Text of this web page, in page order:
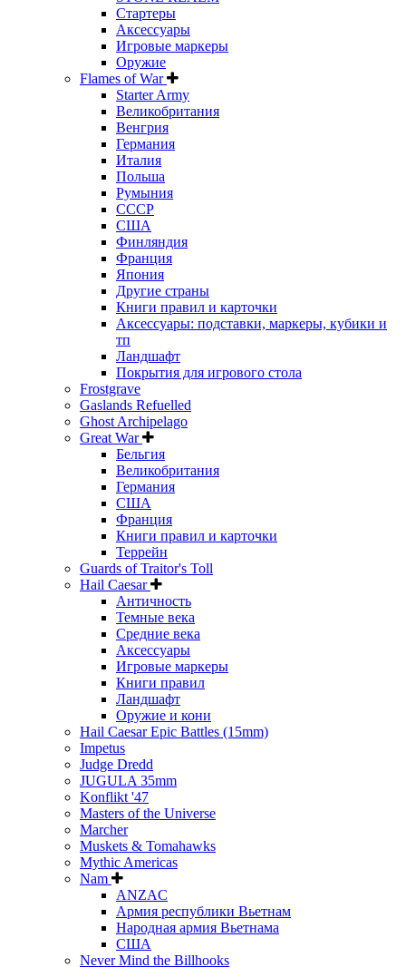
Стартеры
Аксессуары
Игровые маркеры
Оружие
Flames of War
Starter Army
Великобритания
Венгрия
Германия
Италия
Польша
Румыния
СССР
США
Финляндия
Франция
Япония
Другие страны
Книги правил и карточки
Аксессуары: подставки, маркеры, кубики и
тп
Ландшафт
Покрытия для игрового стола
Frostgrave
Gaslands Refuelled
Ghost Archipelago
Great War
Бельгия
Великобритания
Германия
США
Франция
Книги правил и карточки
Террейн
Guards of Traitor's Toll
Hail Caesar
Античность
Темные века
Средние века
Аксессуары
Игровые маркеры
Книги правил
Ландшафт
Оружие и кони
Hail Caesar Epic Battles (15mm)
Impetus
Judge Dredd
JUGULA 35mm
Konflikt '47
Masters of the Universe
Marcher
Muskets & Tomahawks
Mythic Americas
Nam
ANZAC
Армия республики Вьетнам
Народная армия Вьетнама
США
Never Mind the Billhooks